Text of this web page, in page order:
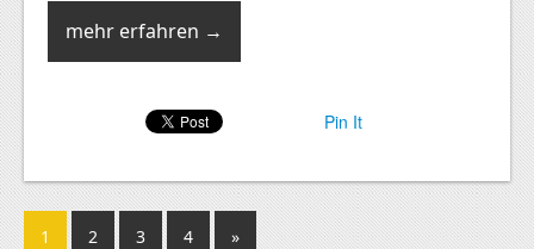
mehr erfahren →
Pin It
1 2 3 4 »